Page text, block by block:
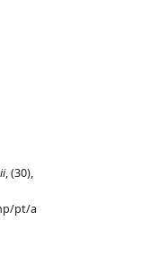
, (30),
pt/a